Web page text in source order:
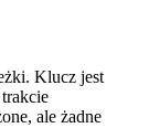
Klucz jest
ale żadne